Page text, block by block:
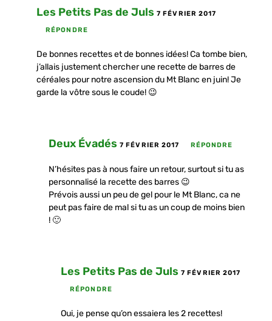
Les Petits Pas de Juls 7 FÉVRIER 2017
RÉPONDRE
De bonnes recettes et de bonnes idées! Ca tombe bien,
j’allais justement chercher une recette de barres de
céréales pour notre ascension du Mt Blanc en juin! Je
garde la vôtre sous le coude! 😉
Deux Évadés 7 FÉVRIER 2017 RÉPONDRE
N’hésites pas à nous faire un retour, surtout si tu as
personnalisé la recette des barres 😉
Prévois aussi un peu de gel pour le Mt Blanc, ca ne
peut pas faire de mal si tu as un coup de moins bien
! 🙂
Les Petits Pas de Juls 7 FÉVRIER 2017
RÉPONDRE
Oui, je pense qu’on essaiera les 2 recettes!